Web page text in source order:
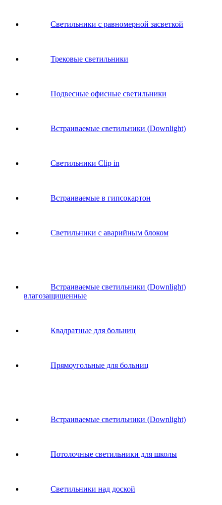
Светильники с равномерной засветкой
Трековые светильники
Подвесные офисные светильники
Встраиваемые светильники (Downlight)
Светильники Clip in
Встраиваемые в гипсокартон
Светильники с аварийным блоком
Встраиваемые светильники (Downlight)
влагозащищенные
Квадратные для больниц
Прямоугольные для больниц
Встраиваемые светильники (Downlight)
Потолочные светильники для школы
Светильники над доской